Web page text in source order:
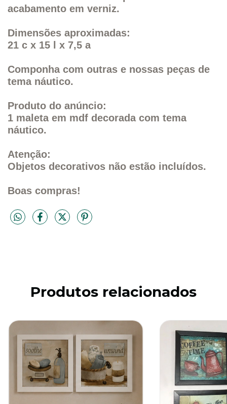
acabamento em verniz.
Dimensões aproximadas:
21 c x 15 l x 7,5 a
Componha com outras e nossas peças de
tema náutico.
Produto do anúncio:
1 maleta em mdf decorada com tema
náutico.
Atenção:
Objetos decorativos não estão incluídos.
Boas compras!
Produtos relacionados